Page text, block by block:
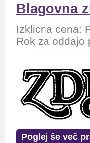
Blagovna
Izklicna cena:
Rok za oddajo
Poglej še več